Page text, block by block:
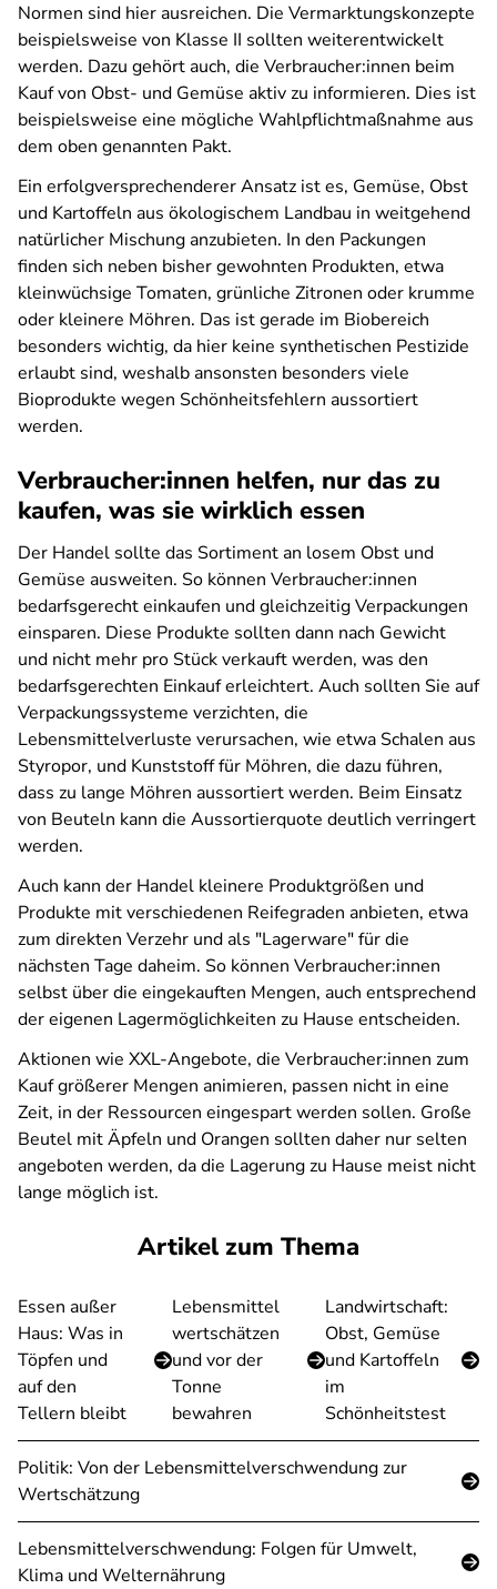
Normen sind hier ausreichen. Die Vermarktungskonzepte
beispielsweise von Klasse II sollten weiterentwickelt
werden. Dazu gehört auch, die Verbraucher:innen beim
Kauf von Obst- und Gemüse aktiv zu informieren. Dies ist
beispielsweise eine mögliche Wahlpflichtmaßnahme aus
dem oben genannten Pakt.
Ein erfolgversprechenderer Ansatz ist es, Gemüse, Obst
und Kartoffeln aus ökologischem Landbau in weitgehend
natürlicher Mischung anzubieten. In den Packungen
finden sich neben bisher gewohnten Produkten, etwa
kleinwüchsige Tomaten, grünliche Zitronen oder krumme
oder kleinere Möhren. Das ist gerade im Biobereich
besonders wichtig, da hier keine synthetischen Pestizide
erlaubt sind, weshalb ansonsten besonders viele
Bioprodukte wegen Schönheitsfehlern aussortiert
werden.
Verbraucher:innen helfen, nur das zu
kaufen, was sie wirklich essen
Der Handel sollte das Sortiment an losem Obst und
Gemüse ausweiten. So können Verbraucher:innen
bedarfsgerecht einkaufen und gleichzeitig Verpackungen
einsparen. Diese Produkte sollten dann nach Gewicht
und nicht mehr pro Stück verkauft werden, was den
bedarfsgerechten Einkauf erleichtert. Auch sollten Sie auf
Verpackungssysteme verzichten, die
Lebensmittelverluste verursachen, wie etwa Schalen aus
Styropor, und Kunststoff für Möhren, die dazu führen,
dass zu lange Möhren aussortiert werden. Beim Einsatz
von Beuteln kann die Aussortierquote deutlich verringert
werden.
Auch kann der Handel kleinere Produktgrößen und
Produkte mit verschiedenen Reifegraden anbieten, etwa
zum direkten Verzehr und als "Lagerware" für die
nächsten Tage daheim. So können Verbraucher:innen
selbst über die eingekauften Mengen, auch entsprechend
der eigenen Lagermöglichkeiten zu Hause entscheiden.
Aktionen wie XXL-Angebote, die Verbraucher:innen zum
Kauf größerer Mengen animieren, passen nicht in eine
Zeit, in der Ressourcen eingespart werden sollen. Große
Beutel mit Äpfeln und Orangen sollten daher nur selten
angeboten werden, da die Lagerung zu Hause meist nicht
lange möglich ist.
Artikel zum Thema
Essen außer
Haus: Was in
Töpfen und
auf den
Tellern bleibt
Lebensmittel
wertschätzen
und vor der
Tonne
bewahren
Landwirtschaft:
Obst, Gemüse
und Kartoffeln
im
Schönheitstest
Politik: Von der Lebensmittelverschwendung zur
Wertschätzung
Lebensmittelverschwendung: Folgen für Umwelt,
Klima und Welternährung